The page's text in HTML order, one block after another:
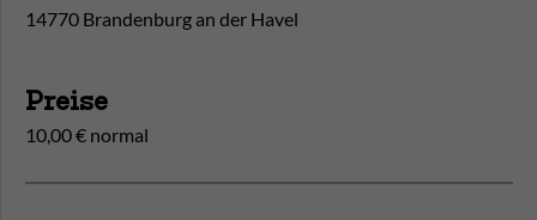
14770 Brandenburg an der Havel
Preise
10,00 € normal